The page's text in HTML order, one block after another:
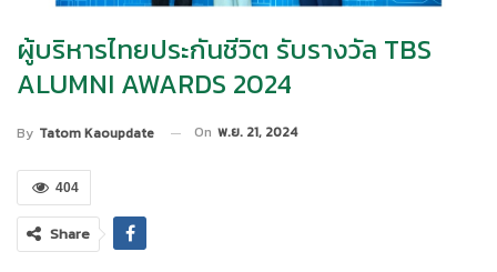
ผู้บริหารไทยประกันชีวิต รับรางวัล TBS
ALUMNI AWARDS 2024
By Tatom Kaoupdate On พ.ย. 21, 2024
404
Share